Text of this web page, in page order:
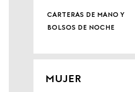
carteras de mano y
bolsos de noche
MUJER